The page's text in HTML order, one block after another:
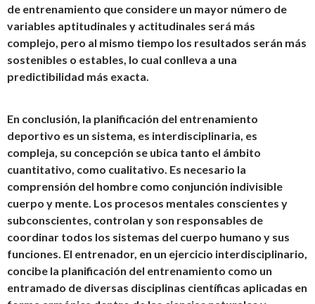
de entrenamiento que considere un mayor número de
variables aptitudinales y actitudinales será más
complejo, pero al mismo tiempo los resultados serán más
sostenibles o estables, lo cual conlleva a una
predictibilidad más exacta.
En conclusión, la planificación del entrenamiento
deportivo es un sistema, es interdisciplinaria, es
compleja, su concepción se ubica tanto el ámbito
cuantitativo, como cualitativo. Es necesario la
comprensión del hombre como conjunción indivisible
cuerpo y mente. Los procesos mentales conscientes y
subconscientes, controlan y son responsables de
coordinar todos los sistemas del cuerpo humano y sus
funciones. El entrenador, en un ejercicio interdisciplinario,
concibe la planificación del entrenamiento como un
entramado de diversas disciplinas científicas aplicadas en